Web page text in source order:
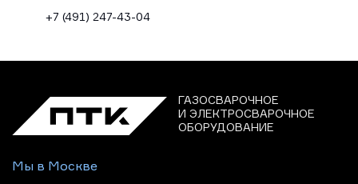
+7 (491) 247-43-04
ГАЗОСВАРОЧНОЕ
И ЭЛЕКТРОСВАРОЧНОЕ
ОБОРУДОВАНИЕ
Мы в Москве